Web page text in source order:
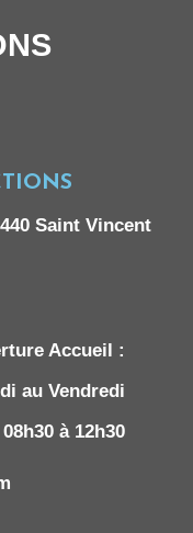
Saint Vincent
Accueil :
au Vendredi
à 12h30